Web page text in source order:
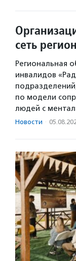
сеть
Региональная
инвалидов
по модели
людей с
Новости ·